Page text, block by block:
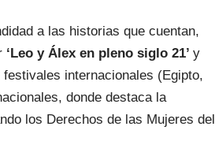
a las historias que cuentan,
‘Leo y Álex en pleno siglo 21’ y
internacionales (Egipto,
donde destaca la
los Derechos de las Mujeres del